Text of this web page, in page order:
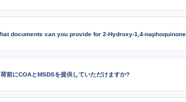
documents can you provide for 2-Hydroxy-1,4-naphoquinone
前にCOAとMSDSを提供していただけますか?